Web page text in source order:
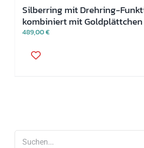
Silberring mit Drehring-
kombiniert mit Goldplättchen
489,00€
Produkt
Produktseite